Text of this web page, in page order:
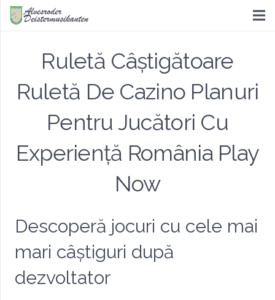
Ruletă Câștigătoare
Ruletă De Cazino Planuri
Pentru Jucători Cu
Experiență România Play
Now
Descoperă jocuri cu cele mai
mari câștiguri după
dezvoltator